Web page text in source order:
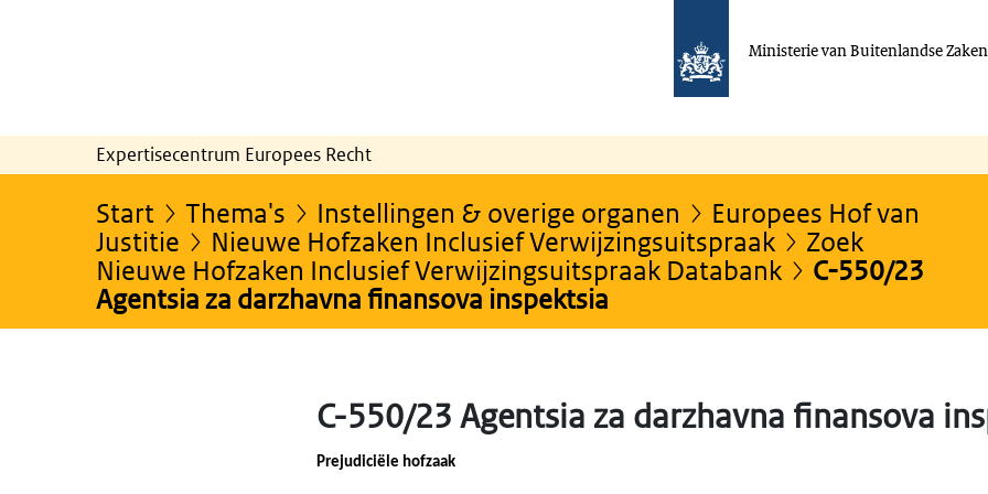
Ministerie van Buitenlandse Zaken
Expertisecentrum Europees Recht
Start Thema's Instellingen & overige organen
Europees Hof van
Justitie
Nieuwe Hofzaken Inclusief Verwijzingsuitspraak
Zoek
Nieuwe Hofzaken Inclusief Verwijzingsuitspraak Databank
C-550/23
Agentsia za darzhavna finansova inspektsia
C-550/23 Agentsia za darzhavna finansova
Prejudiciële hofzaak